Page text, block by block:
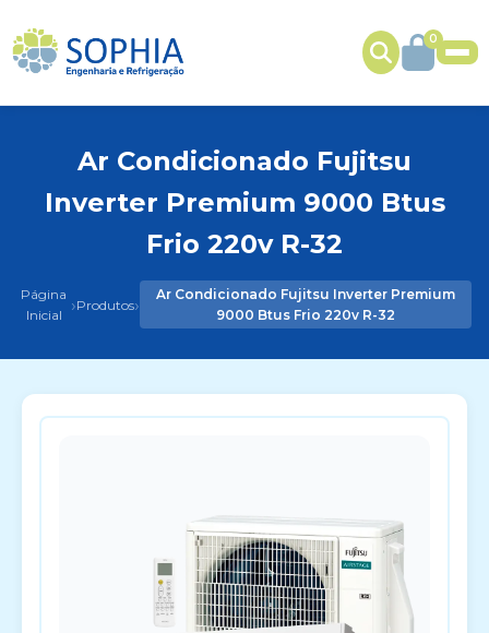
0
Ar Condicionado Fujitsu
Inverter Premium 9000 Btus
Frio 220v R-32
Página
Inicial
›Produtos›
Ar Condicionado Fujitsu Inverter Premium
9000 Btus Frio 220v R-32